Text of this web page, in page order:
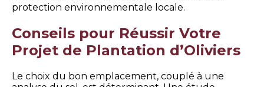
protection environnementale locale.
Conseils pour Réussir Votre
Projet de Plantation d’Oliviers
Le choix du bon emplacement, couplé à une